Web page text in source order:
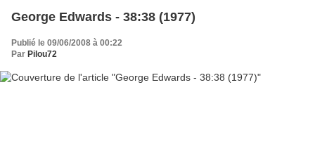
George Edwards - 38:38 (1977)
Publié le 09/06/2008 à 00:22
Par Pilou72